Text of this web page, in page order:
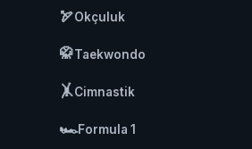
🏹Okçuluk
🥋Taekwondo
🤸Cimnastik
🏎️Formula 1